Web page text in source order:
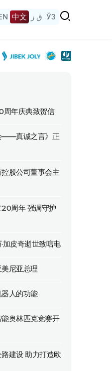
中文 ق ز ЎЗ
周年庆典致贺信
——真诚之言》正
股公司董事会主
周年 强调守护
加皮奇逝世致唁电
尼亚总理
人的功能
奥林匹克竞赛开
建设 助力打造欧